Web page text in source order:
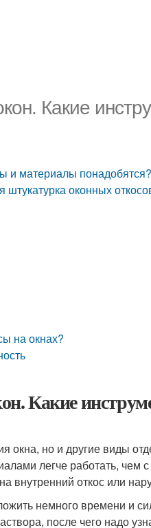
Какие
и материалы понадобятся?
оконных
на окнах?
Какие
окна, но и другие виды
легче работать, чем
внутренний откос или
немного времени и
после чего надо